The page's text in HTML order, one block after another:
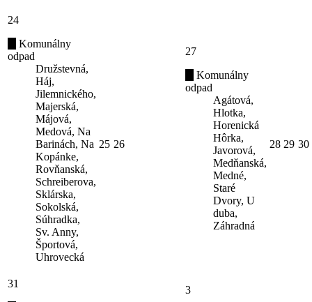
24
Komunálny
odpad
Družstevná,
Háj,
Jilemnického,
Majerská,
Májová,
Medová, Na
Barinách, Na
Kopánke,
Rovňanská,
Schreiberova,
Sklárska,
Sokolská,
Súhradka,
Sv. Anny,
Športová,
Uhrovecká
25 26
27
Komunálny
odpad
Agátová,
Hlotka,
Horenická
Hôrka,
Javorová,
Medňanská,
Medné,
Staré
Dvory, U
duba,
Záhradná
28 29 30
31
3